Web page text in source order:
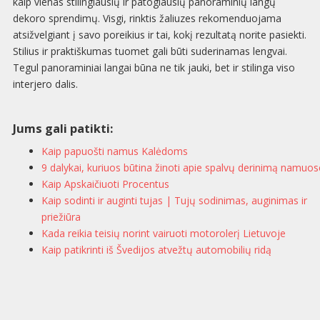
dekoro sprendimų. Visgi, rinktis žaliuzes rekomenduojama
atsižvelgiant į savo poreikius ir tai, kokį rezultatą norite pasiekti.
Stilius ir praktiškumas tuomet gali būti suderinamas lengvai.
Tegul panoraminiai langai būna ne tik jauki, bet ir stilinga viso
interjero dalis.
Jums gali patikti:
Kaip papuošti namus Kalėdoms
9 dalykai, kuriuos būtina žinoti apie spalvų derinimą
Kaip Apskaičiuoti Procentus
Kaip sodinti ir auginti tujas | Tujų sodinimas, auginimas ir
priežiūra
Kada reikia teisių norint vairuoti motorolerį Lietuvoje
Kaip patikrinti iš Švedijos atvežtų automobilių ridą